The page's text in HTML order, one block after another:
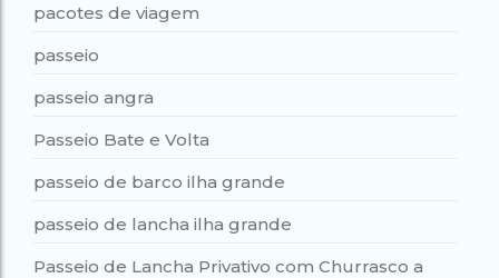
pacotes de viagem
passeio
passeio angra
Passeio Bate e Volta
passeio de barco ilha grande
passeio de lancha ilha grande
Passeio de Lancha Privativo com Churrasco a